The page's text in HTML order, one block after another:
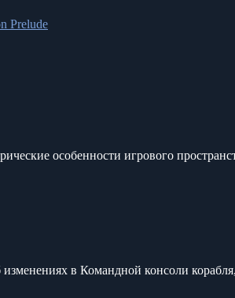
Prelude
особенности игрового
изменениях в Командной консоли